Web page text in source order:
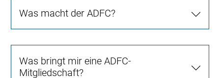
Was macht der ADFC?
Was bringt mir eine ADFC-
Mitgliedschaft?